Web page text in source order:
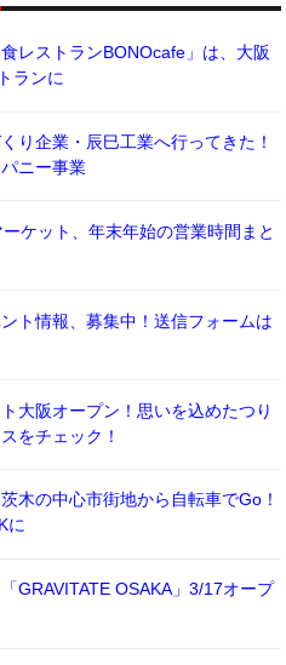
レストランBONOcafe」は、大阪
ランに
り企業・辰巳工業へ行ってきた！
ニー事業
ケット、年末年始の営業時間まと
ト情報、募集中！送信フォームは
大阪オープン！思いを込めたつり
をチェック！
木の中心市街地から自転車でGo！
に
GRAVITATE OSAKA」3/17オープ